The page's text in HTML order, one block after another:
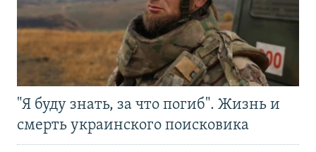
"Я буду знать, за что погиб". Жизнь и
смерть украинского поисковика